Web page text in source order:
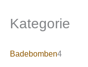
Kategorie
Badebomben4